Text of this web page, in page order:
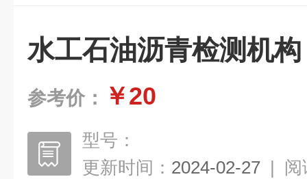
水工石油沥青检测机
参考价： ￥20
型号：
更新时间： 2024-02-27 | 阅